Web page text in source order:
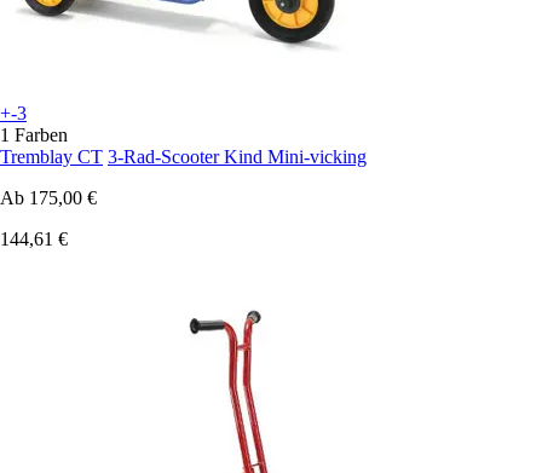
+-3
1 Farben
Tremblay CT 3-Rad-Scooter Kind Mini-vicking
Ab 175,00 €
144,61 €